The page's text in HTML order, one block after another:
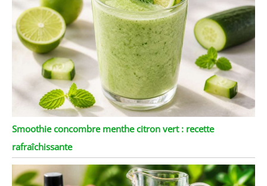
Smoothie concombre menthe citron vert : recette
rafraîchissante